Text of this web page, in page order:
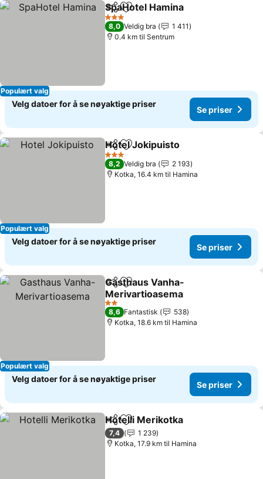
Populært valg
Del Legg til i favoritter
SpaHotel Hamina
3 Stjerner
8,0 Veldig bra
1 411
0.4 km til Sentrum
Velg datoer for å se nøyaktige priser
Se priser
Populært valg
Del Legg til i favoritter
Hotel Jokipuisto
3 Stjerner
8,2 Veldig bra
2 193
Kotka, 16.4 km til Hamina
Velg datoer for å se nøyaktige priser
Se priser
Populært valg
Del Legg til i favoritter
Gasthaus Vanha-
Merivartioasema
2 Stjerner
8,6 Fantastisk
538
Kotka, 18.6 km til Hamina
Velg datoer for å se nøyaktige priser
Se priser
Del Legg til i favoritter
Hotelli Merikotka
7,4
1 239
Kotka, 17.9 km til Hamina